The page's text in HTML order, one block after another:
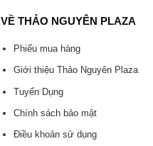
VỀ THẢO NGUYÊN PLAZA
Phiếu mua hàng
Giới thiệu Thảo Nguyên Plaza
Tuyển Dụng
Chính sách bảo mật
Điều khoản sử dụng